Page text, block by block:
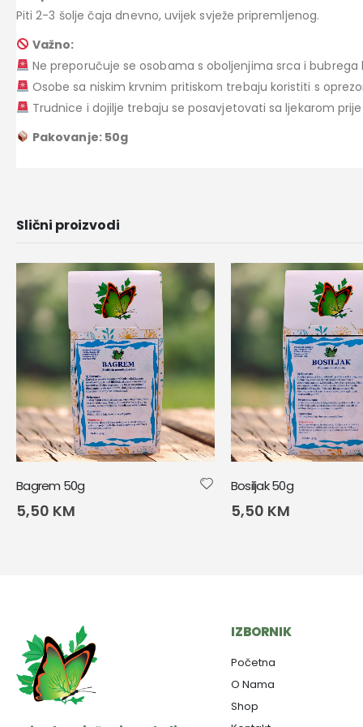
Piti 2-3 šolje čaja dnevno, uvijek svježe pripremljenog.
Važno:
Ne preporučuje se osobama s oboljenjima srca i
Osobe sa niskim krvnim pritiskom trebaju koristiti s
Trudnice i dojilje trebaju se posavjetovati sa ljekarom
Pakovanje: 50g
Slični proizvodi
Bagrem 50g
5,50 KM
Bosiljak 50g
5,50 KM
IZBORNIK
Početna
O Nama
Shop